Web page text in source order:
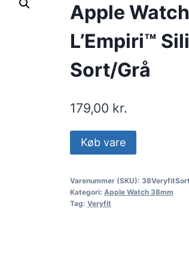
Apple
L’Empiri™
Sort/Grå
179,00 kr.
Køb vare
Varenummer (SKU):
Kategori: Apple Watch 38mm
Tag: Veryfit